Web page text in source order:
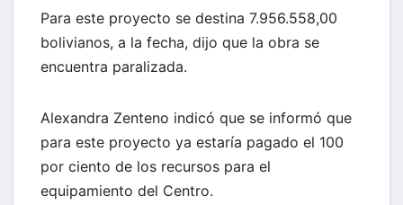
Para este proyecto se destina 7.956.558,00
bolivianos, a la fecha, dijo que la obra se
encuentra paralizada.
Alexandra Zenteno indicó que se informó que
para este proyecto ya estaría pagado el 100
por ciento de los recursos para el
equipamiento del Centro.